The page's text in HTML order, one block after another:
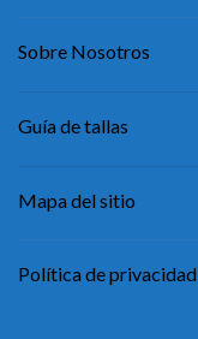
Sobre Nosotros
Guía de tallas
Mapa del sitio
Política de privacidad